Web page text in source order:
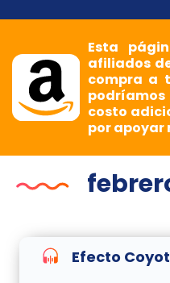
Esta
afiliados
compra a
podríamos
costo
por apoyar
Efecto